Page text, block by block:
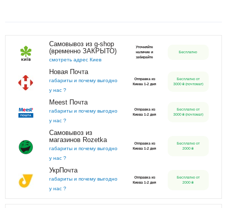
Самовывоз из g-shop
(временно ЗАКРЫТО)
смотреть адрес Киев
Уточняйте
наличие и
забирайте
Бесплатно
Новая Почта
габариты и почему выгодно
у нас ?
Отправка из
Киева 1-2 дня
Бесплатно от
3000 ₴ (почтомат)
Meest Почта
габариты и почему выгодно
у нас ?
Отправка из
Киева 1-2 дня
Бесплатно от
3000 ₴ (почтомат)
Самовывоз из
магазинов Rozetka
габариты и почему выгодно
у нас ?
Отправка из
Киева 1-2 дня
Бесплатно от
2000 ₴
УкрПочта
габариты и почему выгодно
у нас ?
Отправка из
Киева 1-2 дня
Бесплатно от
2000 ₴